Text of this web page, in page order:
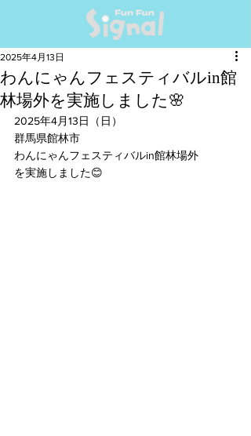
わんにゃんフェスティバルin館
林場外を実施しました🌸
2025年4月13日
2025年4月13日（日）
群馬県館林市
わんにゃんフェスティバルin館林場外
を実施しました😊